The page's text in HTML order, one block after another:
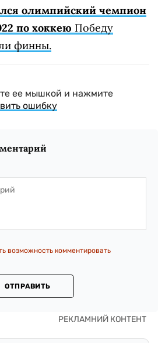
олимпийский чемпион
по хоккею Победу
финны.
ее мышкой и нажмите
ошибку
возможность комментировать
ОТПРАВИТЬ